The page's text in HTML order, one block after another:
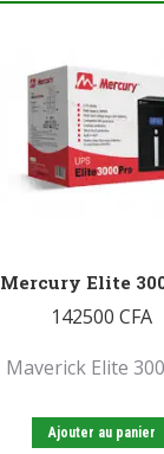
Mercury Elite
142500 CFA
Maverick Elite
Ajouter au panier